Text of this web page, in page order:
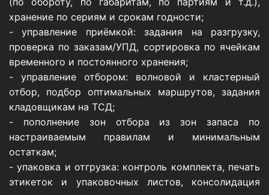
хранение по сериям и срокам годности;
- управление приёмкой: задания на разгрузку,
проверка по заказам/УПД, сортировка по ячейкам
временного и постоянного хранения;
- управление отбором: волновой и кластерный
отбор, подбор оптимальных маршрутов, задания
кладовщикам на ТСД;
- пополнение зон отбора из зон запаса по
настраиваемым правилам и минимальным
остаткам;
- упаковка и отгрузка: контроль комплекта, печать
этикеток и упаковочных листов, консолидация